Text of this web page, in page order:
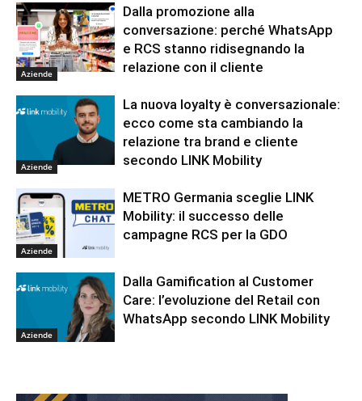
Aziende
Dalla promozione alla
conversazione: perché WhatsApp
e RCS stanno ridisegnando la
relazione con il cliente
Aziende
La nuova loyalty è conversazionale:
ecco come sta cambiando la
relazione tra brand e cliente
secondo LINK Mobility
Aziende
METRO Germania sceglie LINK
Mobility: il successo delle
campagne RCS per la GDO
Aziende
Dalla Gamification al Customer
Care: l’evoluzione del Retail con
WhatsApp secondo LINK Mobility